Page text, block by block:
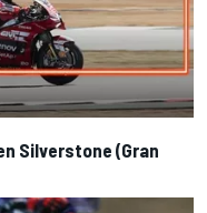
Silverstone (Gran